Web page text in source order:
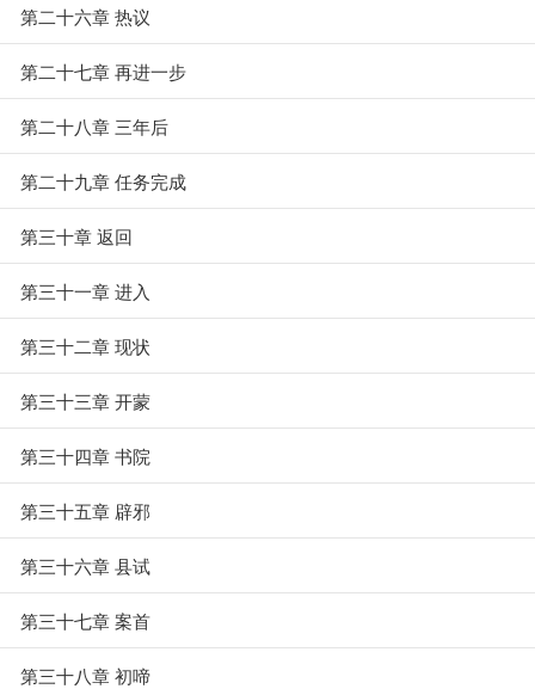
第二十六章 热议
第二十七章 再进一步
第二十八章 三年后
第二十九章 任务完成
第三十章 返回
第三十一章 进入
第三十二章 现状
第三十三章 开蒙
第三十四章 书院
第三十五章 辟邪
第三十六章 县试
第三十七章 案首
第三十八章 初啼